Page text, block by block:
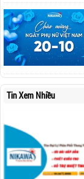
Tin Xem Nhiều